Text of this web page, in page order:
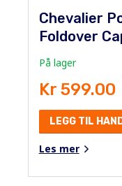
Chevalier
Foldover
På lager
Kr 599.00
LEGG TIL
Les mer